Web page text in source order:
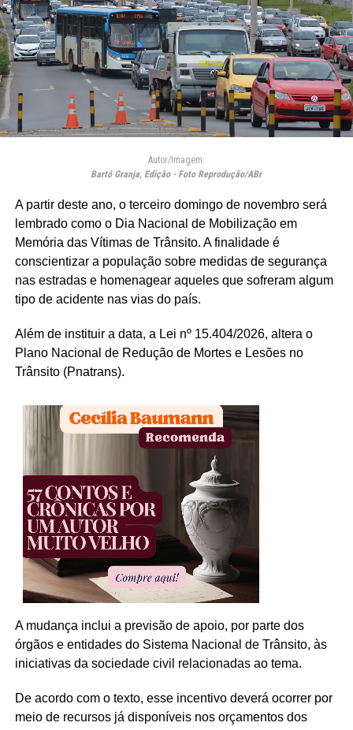
Autor/Imagem:
Bartô Granja, Edição - Foto Reprodução/ABr
A partir deste ano, o terceiro domingo de novembro será
lembrado como o Dia Nacional de Mobilização em
Memória das Vítimas de Trânsito. A finalidade é
conscientizar a população sobre medidas de segurança
nas estradas e homenagear aqueles que sofreram algum
tipo de acidente nas vias do país.
Além de instituir a data, a Lei nº 15.404/2026, altera o
Plano Nacional de Redução de Mortes e Lesões no
Trânsito (Pnatrans).
A mudança inclui a previsão de apoio, por parte dos
órgãos e entidades do Sistema Nacional de Trânsito, às
iniciativas da sociedade civil relacionadas ao tema.
De acordo com o texto, esse incentivo deverá ocorrer por
meio de recursos já disponíveis nos orçamentos dos